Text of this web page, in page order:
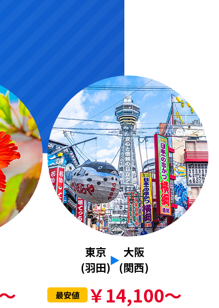
東京
(羽田)
大阪
(関西)
最安値 ￥14,100～